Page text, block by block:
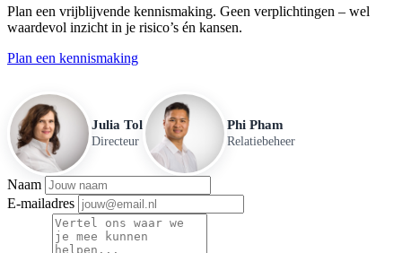
Plan een vrijblijvende kennismaking. Geen verplichtingen – wel
waardevol inzicht in je risico’s én kansen.
Plan een kennismaking
Julia Tol
Directeur
Phi Pham
Relatiebeheer
Naam
E-mailadres